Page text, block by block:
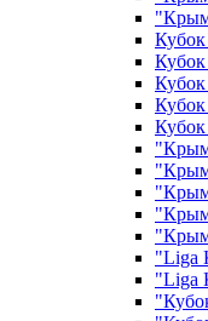
"Liga
"Liga